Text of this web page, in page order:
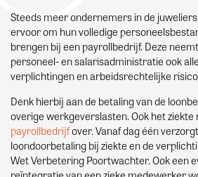
Steeds meer ondernemers in de
ervoor om hun volledige
brengen bij een payrollbedrijf. Deze
personeel- en salarisadministratie ook
verplichtingen en arbeidsrechtelijke
Denk hierbij aan de betaling van de
overige werkgeverslasten. Ook het
payrollbedrijfover. Vanaf dag één
loondoorbetaling bij ziekte en de
Wet Verbetering Poortwachter. Ook een